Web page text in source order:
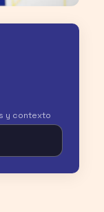
y contexto